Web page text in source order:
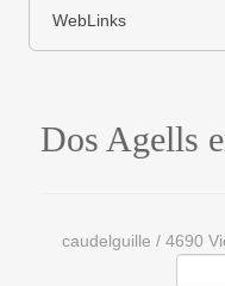
WebLinks
Dos Agells
caudelguille /4690